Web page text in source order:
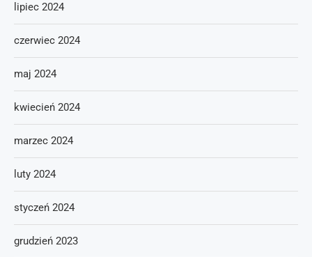
lipiec 2024
czerwiec 2024
maj 2024
kwiecień 2024
marzec 2024
luty 2024
styczeń 2024
grudzień 2023